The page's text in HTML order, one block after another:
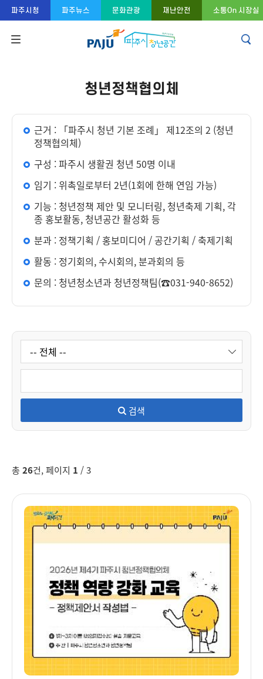
콘텐츠 바로가기
주메뉴 바로가기
푸터 바로가기
파주시청 파주뉴스 문화관광 재난안전 소통On 시장실
청년정책협의체
근거 : 「파주시 청년 기본 조례」 제12조의 2 (청년
정책협의체)
구성 : 파주시 생활권 청년 50명 이내
임기 : 위촉일로부터 2년(1회에 한해 연임 가능)
기능 : 청년정책 제안 및 모니터링, 청년축제 기획, 각
종 홍보활동, 청년공간 활성화 등
분과 : 정책기획 / 홍보미디어 / 공간기획 / 축제기획
활동 : 정기회의, 수시회의, 분과회의 등
문의 : 청년청소년과 청년정책팀(☎031-940-8652)
검색
총 26건, 페이지 1 / 3